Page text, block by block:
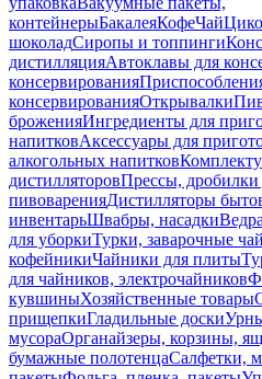
контейнерыБакалеяКофеЧай
шоколадСиропы и топпинги
дистилляцияАвтоклавы для
консервирования
консервированияОткрывалки
броженияИнгредиенты для
напитковАксессуары для
алкогольных напитков
дистилляторовПрессы, дробилки
пивоваренияДистилляторы
инвентарьШвабры, насадки
для уборкиТурки, заварочные
кофейникиЧайники для плиты
для чайников, электрочайников
кувшиныХозяйственные товары
прищепкиГладильные доски
мусораОрганайзеры, корзины,
бумажные полотенцаСалфетки,